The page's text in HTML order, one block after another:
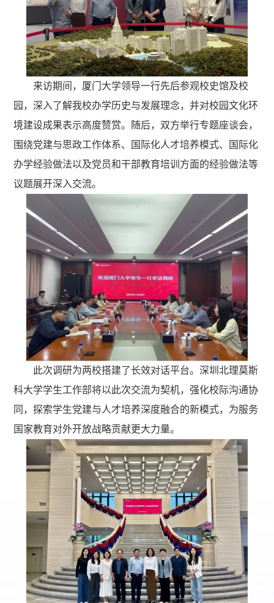
来访期间，厦门大学领导一行先后参观校史馆及校
园，深入了解我校办学历史与发展理念，并对校园文化环
境建设成果表示高度赞赏。随后，双方举行专题座谈会，
围绕党建与思政工作体系、国际化人才培养模式、国际化
办学经验做法以及党员和干部教育培训方面的经验做法等
议题展开深入交流。
此次调研为两校搭建了长效对话平台。深圳北理莫斯
科大学学生工作部将以此次交流为契机，强化校际沟通协
同，探索学生党建与人才培养深度融合的新模式，为服务
国家教育对外开放战略贡献更大力量。